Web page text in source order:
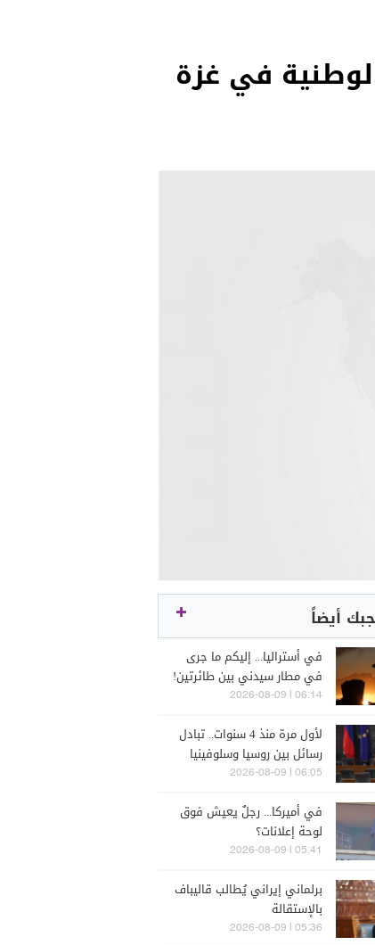
في غزة
أيضاً
في أستراليا... إليكم ما جرى
في مطار سيدني بين طائرتين!
06:14 | 2026-08-09
لأول مرة منذ 4 سنوات.. تبادل
رسائل بين روسيا وسلوفينيا
06:05 | 2026-08-09
في أميركا... رجلٌ يعيش فوق
لوحة إعلانات؟
05:41 | 2026-08-09
برلماني إيراني يُطالب قاليباف
بالإستقالة
05:36 | 2026-08-09